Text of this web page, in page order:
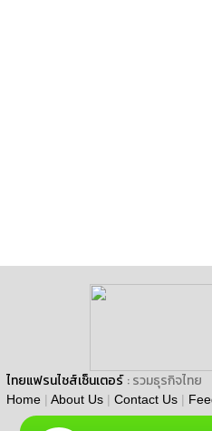
ไทยแฟรนไชส์เซ็นเตอร์ : รวมธุรกิจไทย
Home | About Us | Contact Us |